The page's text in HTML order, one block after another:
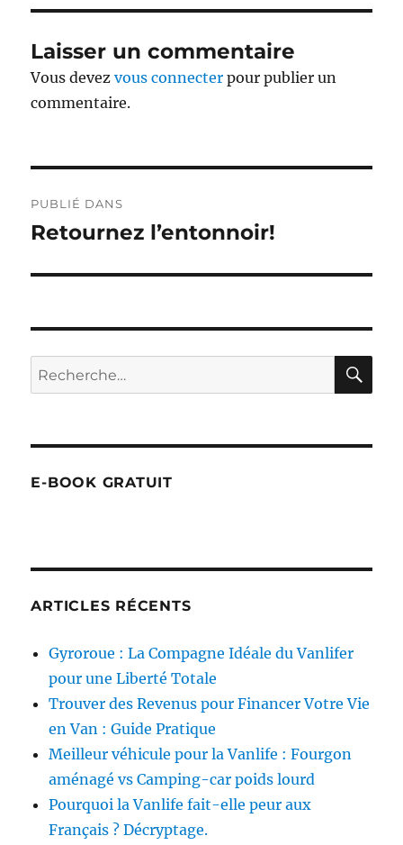
Laisser un commentaire
Vous devezvous connecter pour publier un
commentaire.
de
PUBLIÉ DANS
Retournez l’entonnoir!
Recherche
pour :
E-BOOK GRATUIT
ARTICLES RÉCENTS
Gyroroue : La Compagne Idéale du Vanlifer
pour une Liberté Totale
Trouver des Revenus pour Financer Votre Vie
en Van : Guide Pratique
Meilleur véhicule pour la Vanlife : Fourgon
aménagé vs Camping-car poids lourd
Pourquoi la Vanlife fait-elle peur aux
Français ? Décryptage.